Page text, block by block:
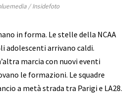
/ Insidefoto
in forma. Le stelle della NCAA
adolescenti arrivano caldi.
marcia con nuovi eventi
le formazioni. Le squadre
a metà strada tra Parigi e LA28.